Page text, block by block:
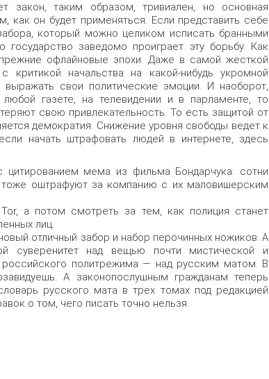
таким образом, тривиален, но основная
как он будет применяться. Если представить себе
который можно целиком исписать бранными
заведомо проиграет эту борьбу. Как
офлайновые эпохи. Даже в самой жесткой
критикой начальства на какой-нибудь укромной
свои политические эмоции. И наоборот,
газете, на телевидении и в парламенте, то
свою привлекательность. То есть защитой от
демократия. Снижение уровня свободы ведет к
начать штрафовать людей в интернете, здесь
мема из фильма Бондарчука: сотни
тоже оштрафуют за компанию с их маловишерским
а потом смотреть за тем, как полиция станет
лиц.
отличный забор и набор перочинных ножиков. А
суверенитет над вещью почти мистической и
политрежима — над русским матом. В
А законопослушным гражданам теперь
русского мата в трех томах под редакцией
о том, чего писать точно нельзя.